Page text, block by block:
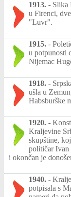
1913. - Slika
u Firenci,
"Luvr".
1915. -
u potpunosti
Nijemac
1918. -
ušla u
Habsburške
1920. -
Kraljevine
skupštine,
političar Ivan
i okončan je
1940. -
potpisala s